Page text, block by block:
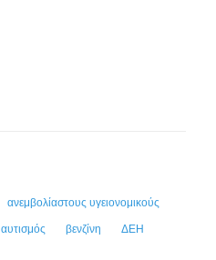
ανεμβολίαστους υγειονομικούς
αυτισμός βενζίνη ΔΕΗ